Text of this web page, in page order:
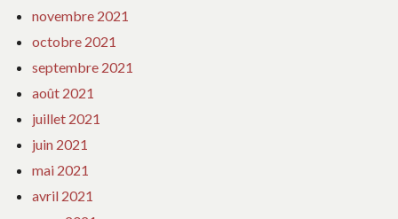
novembre 2021
octobre 2021
septembre 2021
août 2021
juillet 2021
juin 2021
mai 2021
avril 2021